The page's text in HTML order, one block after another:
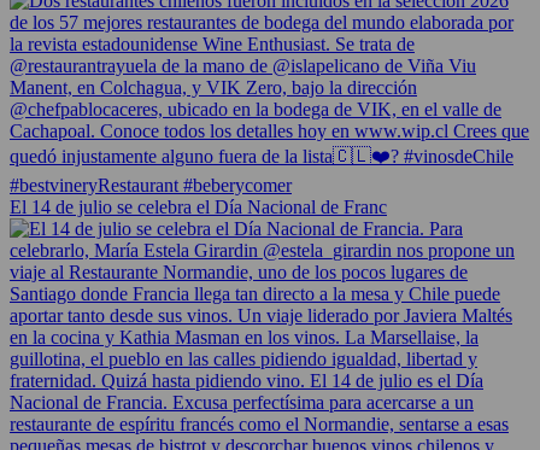
El 14 de julio se celebra el Día Nacional de Franc